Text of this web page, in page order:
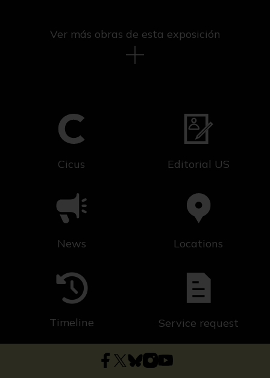
Ver más obras de esta exposición
Cicus Editorial US
News Locations
Timeline Service request